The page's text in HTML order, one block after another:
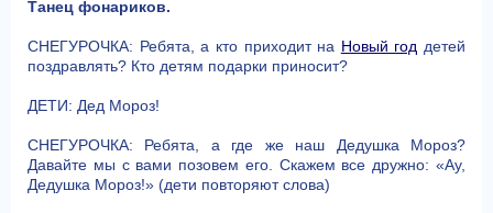
Танец фонариков.
СНЕГУРОЧКА: Ребята, а кто приходит на Новый год детей
поздравлять? Кто детям подарки приносит?
ДЕТИ: Дед Мороз!
СНЕГУРОЧКА: Ребята, а где же наш Дедушка Мороз?
Давайте мы с вами позовем его. Скажем все дружно: «Ау,
Дедушка Мороз!» (дети повторяют слова)